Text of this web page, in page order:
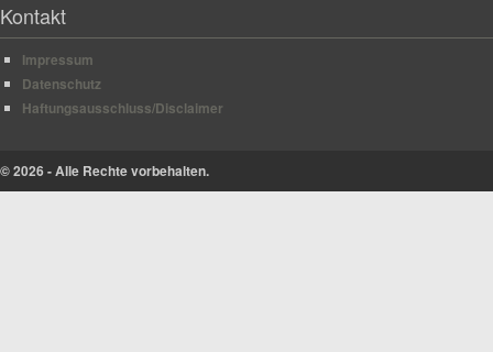
Kontakt
Impressum
Datenschutz
Haftungsausschluss/Disclaimer
© 2026 - Alle Rechte vorbehalten.